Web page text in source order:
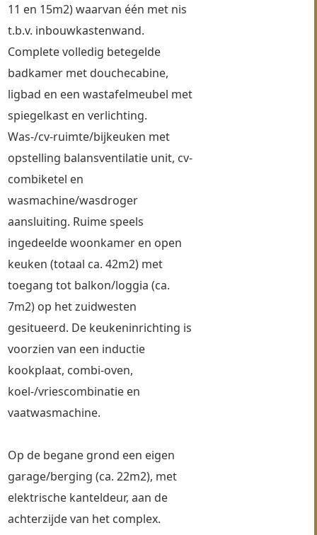
11 en 15m2) waarvan één met nis
t.b.v. inbouwkastenwand.
Complete volledig betegelde
badkamer met douchecabine,
ligbad en een wastafelmeubel met
spiegelkast en verlichting.
Was-/cv-ruimte/bijkeuken met
opstelling balansventilatie unit, cv-
combiketel en
wasmachine/wasdroger
aansluiting. Ruime speels
ingedeelde woonkamer en open
keuken (totaal ca. 42m2) met
toegang tot balkon/loggia (ca.
7m2) op het zuidwesten
gesitueerd. De keukeninrichting is
voorzien van een inductie
kookplaat, combi-oven,
koel-/vriescombinatie en
vaatwasmachine.
Op de begane grond een eigen
garage/berging (ca. 22m2), met
elektrische kanteldeur, aan de
achterzijde van het complex.